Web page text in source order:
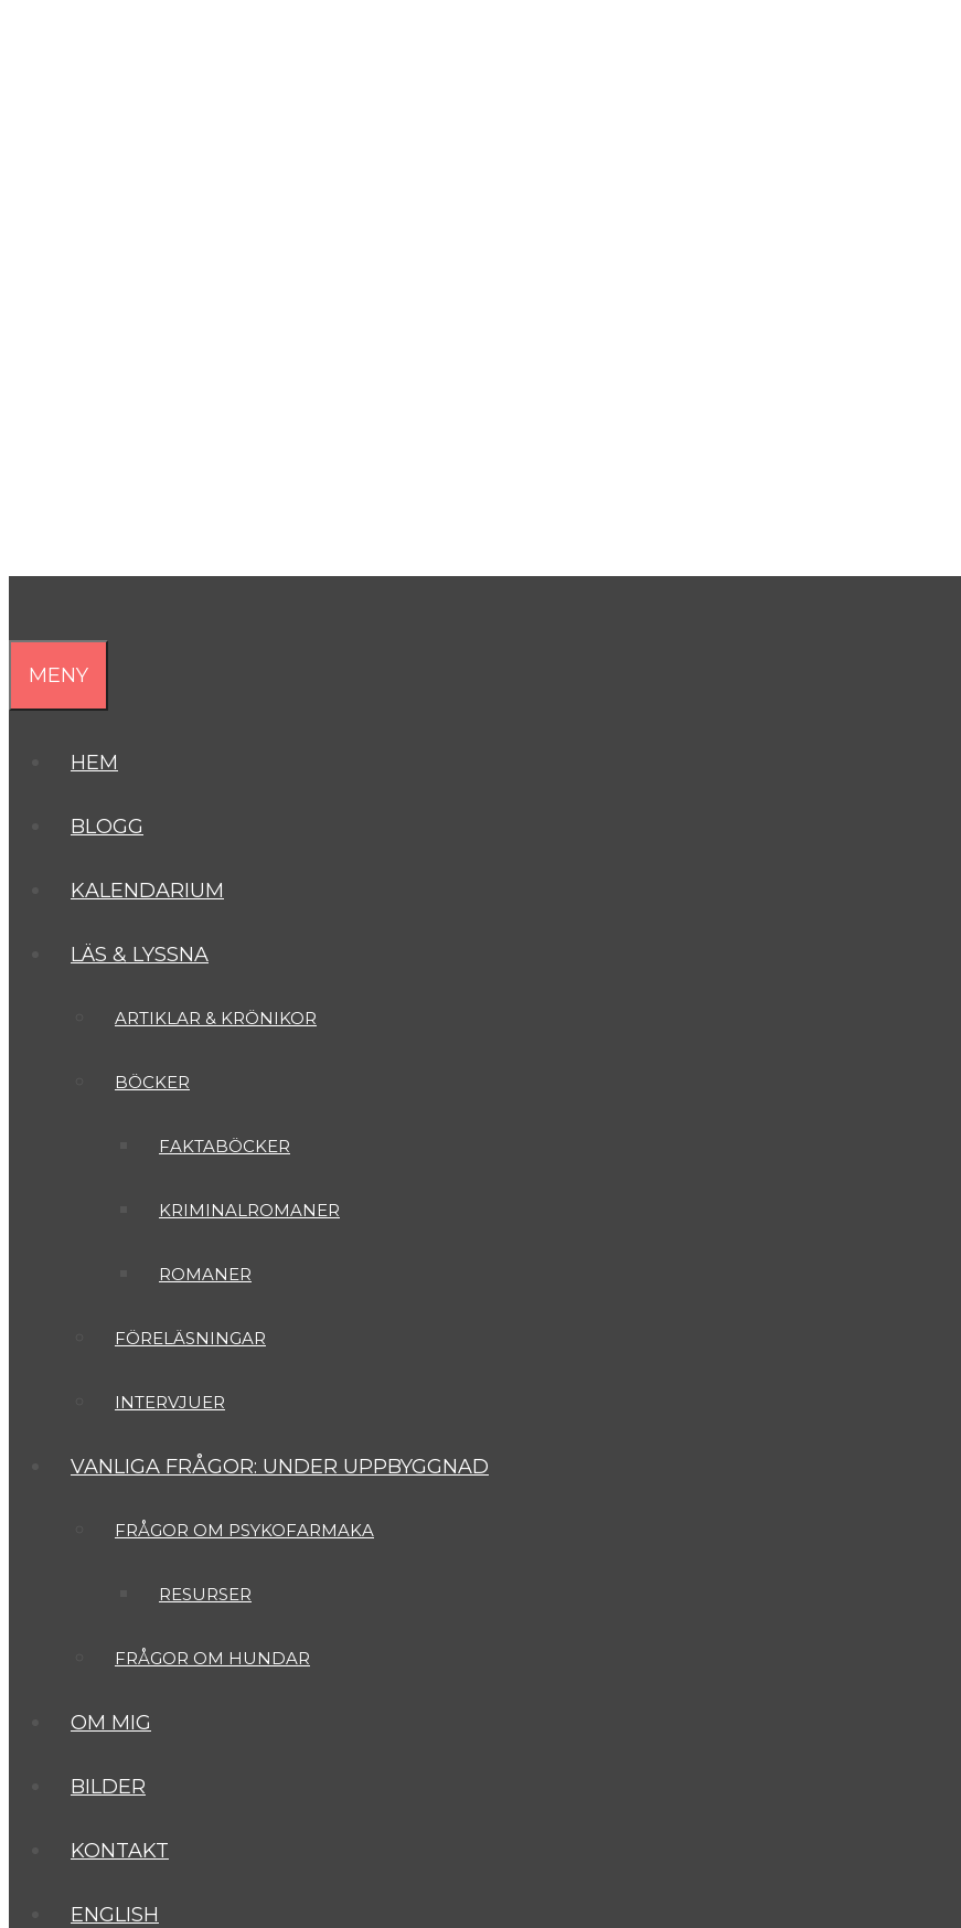
MENY
HEM
BLOGG
KALENDARIUM
LÄS & LYSSNA
ARTIKLAR & KRÖNIKOR
BÖCKER
FAKTABÖCKER
KRIMINALROMANER
ROMANER
FÖRELÄSNINGAR
INTERVJUER
VANLIGA FRÅGOR: UNDER UPPBYGGNAD
FRÅGOR OM PSYKOFARMAKA
RESURSER
FRÅGOR OM HUNDAR
OM MIG
BILDER
KONTAKT
ENGLISH